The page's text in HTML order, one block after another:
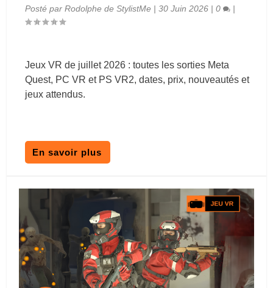
Posté parRodolphe de StylistMe |30 Juin 2026 |0 |
Jeux VR de juillet 2026 : toutes les sorties Meta
Quest, PC VR et PS VR2, dates, prix, nouveautés et
jeux attendus.
En savoir plus